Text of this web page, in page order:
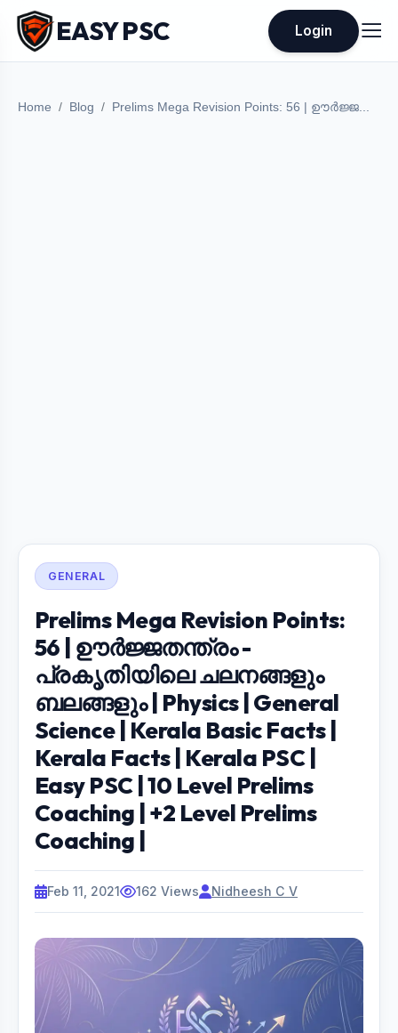
EASY PSC Login
Home Blog Prelims Mega Revision Points: 56 | ഊർജ്ജ...
GENERAL
Prelims Mega Revision Points:
56 | ഊർജ്ജതന്ത്രം -
പ്രകൃതിയിലെ ചലനങ്ങളും
ബലങ്ങളും | Physics | General
Science | Kerala Basic Facts |
Kerala Facts | Kerala PSC |
Easy PSC | 10 Level Prelims
Coaching | +2 Level Prelims
Coaching |
Feb 11, 2021 162 Views Nidheesh C V